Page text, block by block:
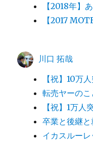
【2018年】
【2017
川口 拓哉
【祝】10万
転売ヤーの
【祝】1万人
卒業と後継と
イカスルー